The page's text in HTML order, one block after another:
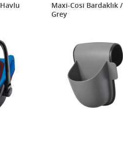
Maxi-Cosi Bardaklık /
Grey